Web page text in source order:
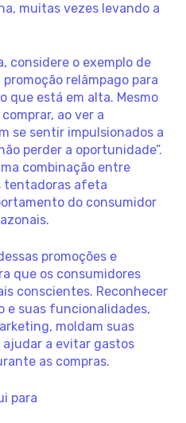
muitas vezes levando a
considere o exemplo de
relâmpago para
que está em alta. Mesmo
ao ver a
se sentir impulsionados a
perder a oportunidade”.
combinação entre
tentadoras afeta
do consumidor
promoções e
que os consumidores
conscientes. Reconhecer
e suas funcionalidades,
moldam suas
a evitar gastos
as compras.
para